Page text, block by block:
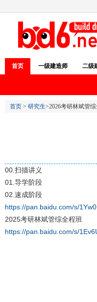
首页 一级建造师 二级
首页 > 研究生>2026考研林斌管
00.扫描讲义
01.导学阶段
02.速成阶段
https://pan.baidu.com/s/
2025考研林斌管综全程班
https://pan.baidu.com/s/